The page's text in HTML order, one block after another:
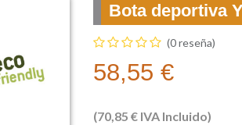
Bota deportiva
(0 reseña)
58,55 €
(70,85 € IVA Incluido)